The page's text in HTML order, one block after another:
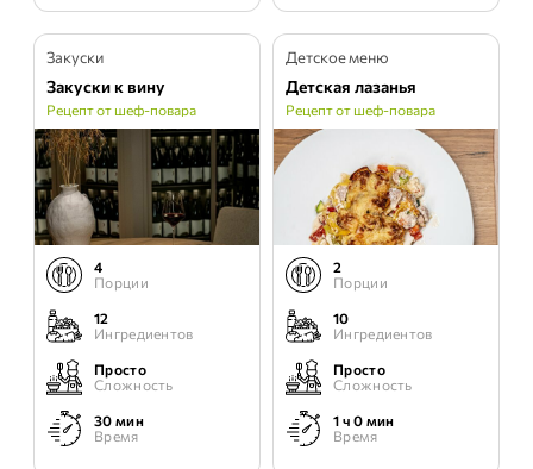
Закуски
Закуски к вину
Рецепт от шеф-повара
4
Порции
12
Ингредиентов
Просто
Сложность
30 мин
Время
Детское меню
Детская лазанья
Рецепт от шеф-повара
2
Порции
10
Ингредиентов
Просто
Сложность
1 ч 0 мин
Время